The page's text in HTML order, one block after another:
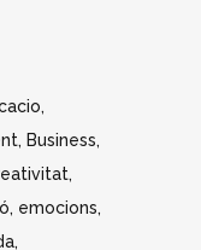
Business
emocions